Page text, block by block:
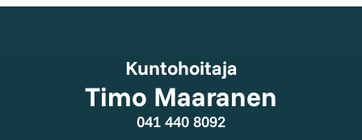
Kuntohoitaja
Timo Maaranen
041 440 8092